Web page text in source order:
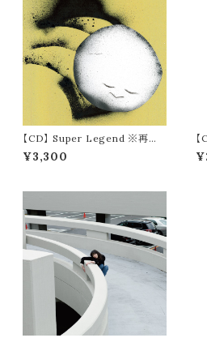
【CD】 Super Legend ※再入
荷
¥3,300